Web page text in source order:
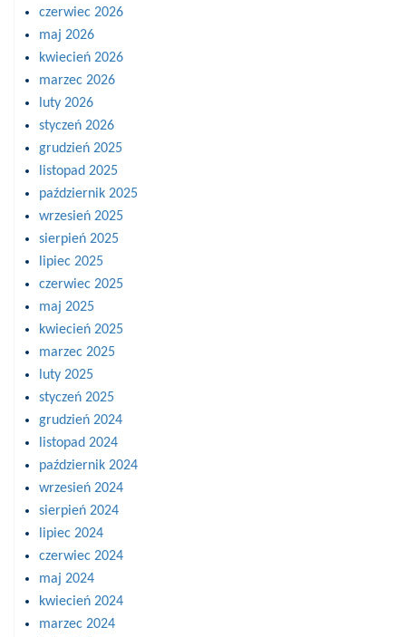
czerwiec 2026
maj 2026
kwiecień 2026
marzec 2026
luty 2026
styczeń 2026
grudzień 2025
listopad 2025
październik 2025
wrzesień 2025
sierpień 2025
lipiec 2025
czerwiec 2025
maj 2025
kwiecień 2025
marzec 2025
luty 2025
styczeń 2025
grudzień 2024
listopad 2024
październik 2024
wrzesień 2024
sierpień 2024
lipiec 2024
czerwiec 2024
maj 2024
kwiecień 2024
marzec 2024